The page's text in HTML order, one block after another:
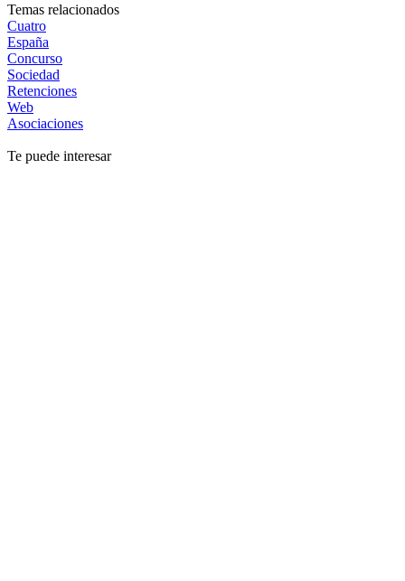
Temas relacionados
Cuatro
España
Concurso
Sociedad
Retenciones
Web
Asociaciones
Te puede interesar